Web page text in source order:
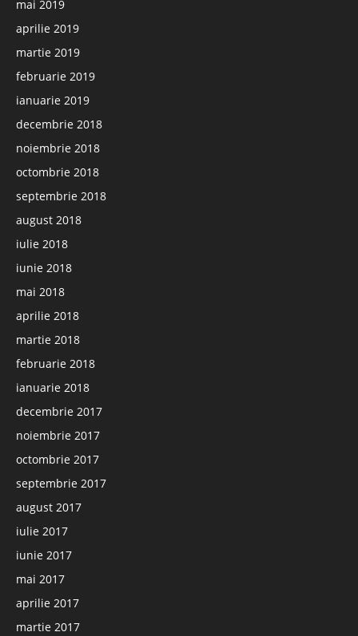
mai 2019
aprilie 2019
martie 2019
februarie 2019
ianuarie 2019
decembrie 2018
noiembrie 2018
octombrie 2018
septembrie 2018
august 2018
iulie 2018
iunie 2018
mai 2018
aprilie 2018
martie 2018
februarie 2018
ianuarie 2018
decembrie 2017
noiembrie 2017
octombrie 2017
septembrie 2017
august 2017
iulie 2017
iunie 2017
mai 2017
aprilie 2017
martie 2017